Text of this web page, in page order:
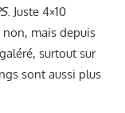
. Juste 4×10
mais depuis
surtout sur
sont aussi plus